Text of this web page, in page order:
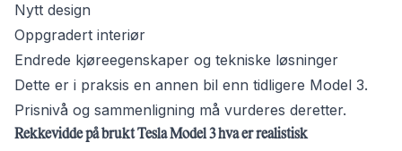
Nytt design
Oppgradert interiør
Endrede kjøreegenskaper og tekniske løsninger
Dette er i praksis en annen bil enn tidligere Model 3.
Prisnivå og sammenligning må vurderes deretter.
Rekkevidde på brukt Tesla Model 3 hva er realistisk